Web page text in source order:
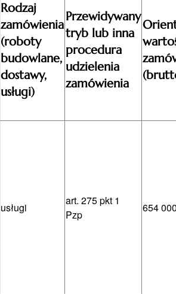
Rodzaj
zamówienia
(roboty
budowlane,
dostawy,
usługi)
Przewidywany
tryb lub inna
procedura
udzielenia
zamówienia
usługi
art. 275 pkt 1
Pzp
654